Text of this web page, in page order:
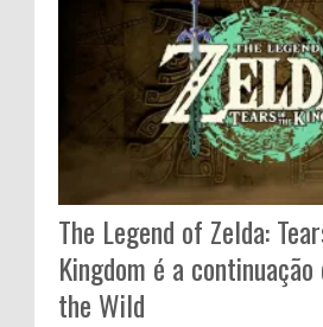
The Legend of Zelda:
Kingdom é a
the Wild